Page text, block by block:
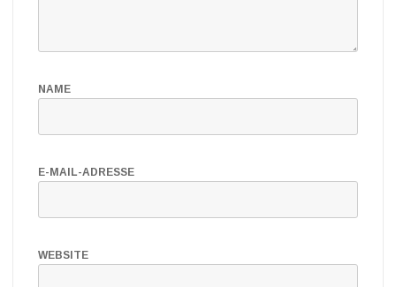
NAME
E-MAIL-ADRESSE
WEBSITE